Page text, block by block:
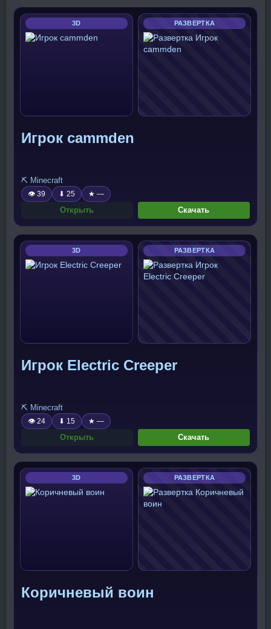
3D РАЗВЕРТКА
Игрок cammden
⛏️ Minecraft
👁 39 ⬇ 25 ★ —
Открыть Скачать
3D РАЗВЕРТКА
Игрок Electric Creeper
⛏️ Minecraft
👁 24 ⬇ 15 ★ —
Открыть Скачать
3D РАЗВЕРТКА
Коричневый воин